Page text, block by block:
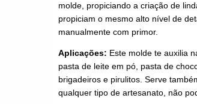
molde, propiciando a criação de
propiciam o mesmo alto nível de
manualmente com primor.
Aplicações: Este molde te auxilia
pasta de leite em pó, pasta de
brigadeiros e pirulitos. Serve
qualquer tipo de artesanato, não